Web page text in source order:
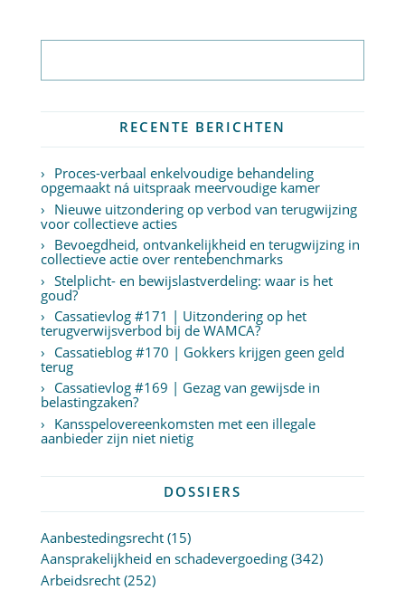
RECENTE BERICHTEN
Proces-verbaal enkelvoudige behandeling
opgemaakt ná uitspraak meervoudige kamer
Nieuwe uitzondering op verbod van terugwijzing
voor collectieve acties
Bevoegdheid, ontvankelijkheid en terugwijzing in
collectieve actie over rentebenchmarks
Stelplicht- en bewijslastverdeling: waar is het
goud?
Cassatievlog #171 | Uitzondering op het
terugverwijsverbod bij de WAMCA?
Cassatieblog #170 | Gokkers krijgen geen geld
terug
Cassatievlog #169 | Gezag van gewijsde in
belastingzaken?
Kansspelovereenkomsten met een illegale
aanbieder zijn niet nietig
DOSSIERS
Aanbestedingsrecht(15)
Aansprakelijkheid en schadevergoeding(342)
Arbeidsrecht(252)